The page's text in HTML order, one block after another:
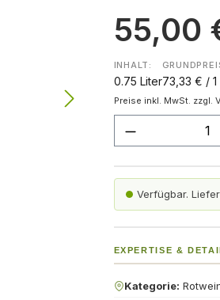
55,00
INHALT:
0.75 Liter73,33 € / 1
Preise inkl. MwSt. zzgl.
Produkt
Verfügbar.
EXPERTISE &
Kategorie: